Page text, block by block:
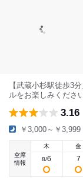
【武蔵小杉駅徒歩3
ルをお楽しみくださ
3.16
￥3,000～￥3,999
空席
情報
木
8/6
金
7